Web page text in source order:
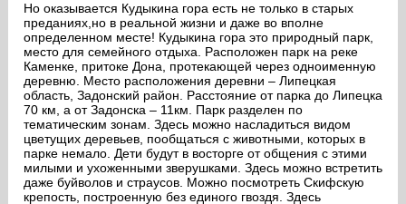
Но оказывается Кудыкина гора есть не только в старых
преданиях,но в реальной жизни и даже во вполне
определенном месте! Кудыкина гора это природный парк,
место для семейного отдыха. Расположен парк на реке
Каменке, притоке Дона, протекающей через одноименную
деревню. Место расположения деревни – Липецкая
область, Задонский район. Расстояние от парка до Липецка
70 км, а от Задонска – 11км. Парк разделен по
тематическим зонам. Здесь можно насладиться видом
цветущих деревьев, пообщаться с животными, которых в
парке немало. Дети будут в восторге от общения с этими
милыми и ухоженными зверушками. Здесь можно встретить
даже буйволов и страусов. Можно посмотреть Скифскую
крепость, построенную без единого гвоздя. Здесь